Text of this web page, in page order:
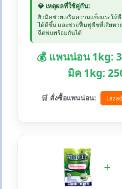
💎 เหตุผลที่ใช้คู่กัน:
ฮิวมิคช่วยเสริมความแข็งแรงให้
ได้ดีขึ้น และช่วยฟื้นฟูพืชที่เสียหา
ฉีดพ่นพร้อมกันได้
💰 แพนน่อน 1kg:
มิค 1kg:
🛒 สั่งซื้อแพนน่อน:
+